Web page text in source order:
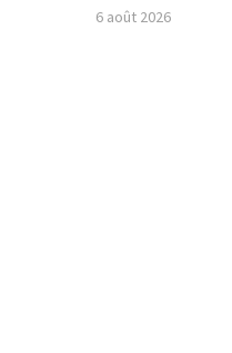
6 août 2026